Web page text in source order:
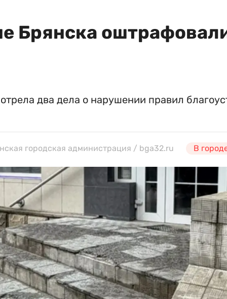
Брянска
два дела о нарушении правил
городская администрация / bga32.ru В